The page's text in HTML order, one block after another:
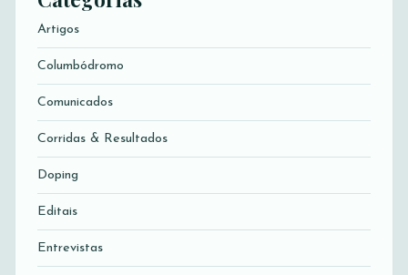
Artigos
Columbódromo
Comunicados
Corridas & Resultados
Doping
Editais
Entrevistas